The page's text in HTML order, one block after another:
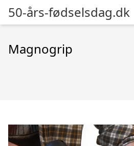
50-års-fødselsdag.dk
Magnogrip